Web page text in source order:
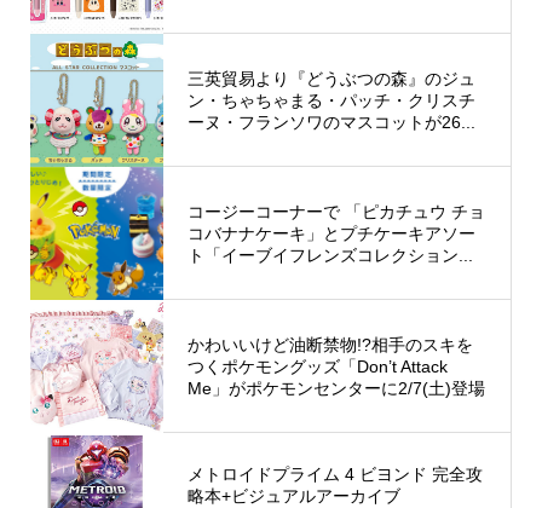
三英貿易より『どうぶつの森』のジュ
ン・ちゃちゃまる・パッチ・クリスチ
ーヌ・フランソワのマスコットが26...
コージーコーナーで 「ピカチュウ チョ
コバナナケーキ」とプチケーキアソー
ト「イーブイフレンズコレクション...
かわいいけど油断禁物!?相手のスキを
つくポケモングッズ「Don’t Attack
Me」がポケモンセンターに2/7(土)登場
メトロイドプライム 4 ビヨンド 完全攻
略本+ビジュアルアーカイブ